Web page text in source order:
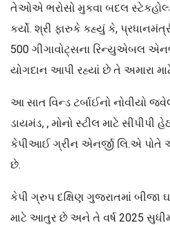
તેઓએ ભરોસો મુકવા બદલ
કર્યો. શ્રી ફારુકે કહ્યું કે,
500 ગીગાવોટ્સના રિન્યુએબલ
યોગદાન આપી રહ્યાં છે તે અમારા
આ સાત વિન્ડ ટર્બાઈનો નોવીયો
ડાયમંડ, , મોનો સ્ટીલ માટે
કેપીઆઈ ગ્રીન એનર્જી લિ.એ પોતે
છે.
કેપી ગ્રુપ દક્ષિણ ગુજરાતમાં બીજા
માટે આતુર છે અને તે વર્ષ 2025